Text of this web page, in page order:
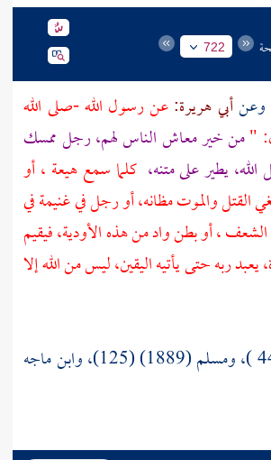
722
أبي هريرة:عن رسول الله -صلى الله
"من خير معاش الناس لهم، رجل ممسك
يطير على متنه، كلما سمع هيعة ، أو
القتل والموت مظانه، أو رجل في غنيمة في
، أو بطن واد من هذه الأودية، فيقيم
يعبد ربه حتى يأتيه اليقين، ليس من الله إلا
رواه أحمد ( 2 \ 443 )، ومسلم (1889) (125)، وابن ماجه